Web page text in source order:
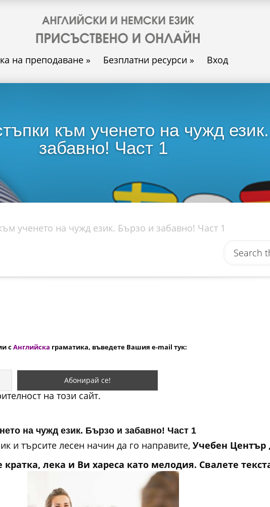
на преподаване » Безплатни ресурси » Вход
към ученето на чужд
забавно! Част 1
ученето на чужд език. Бързо и забавно! Част 1
сАнглийска граматика, въведете Вашия e-mail тук:
на този сайт.
на чужд език. Бързо и забавно! Част 1
и търсите лесен начин да го направите, Учебен Център
лека и Ви хареса като мелодия. Свалете